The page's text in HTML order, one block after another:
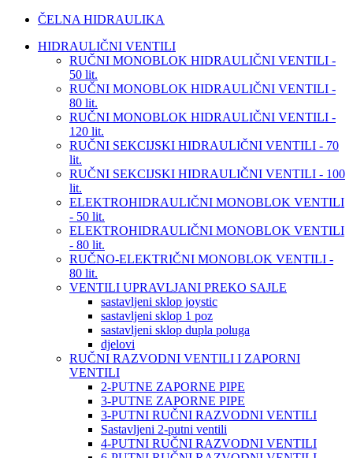
ČELNA HIDRAULIKA
HIDRAULIČNI VENTILI
RUČNI MONOBLOK HIDRAULIČNI VENTILI -
50 lit.
RUČNI MONOBLOK HIDRAULIČNI VENTILI -
80 lit.
RUČNI MONOBLOK HIDRAULIČNI VENTILI -
120 lit.
RUČNI SEKCIJSKI HIDRAULIČNI VENTILI - 70
lit.
RUČNI SEKCIJSKI HIDRAULIČNI VENTILI - 100
lit.
ELEKTROHIDRAULIČNI MONOBLOK VENTILI
- 50 lit.
ELEKTROHIDRAULIČNI MONOBLOK VENTILI
- 80 lit.
RUČNO-ELEKTRIČNI MONOBLOK VENTILI -
80 lit.
VENTILI UPRAVLJANI PREKO SAJLE
sastavljeni sklop joystic
sastavljeni sklop 1 poz
sastavljeni sklop dupla poluga
djelovi
RUČNI RAZVODNI VENTILI I ZAPORNI
VENTILI
2-PUTNE ZAPORNE PIPE
3-PUTNE ZAPORNE PIPE
3-PUTNI RUČNI RAZVODNI VENTILI
Sastavljeni 2-putni ventili
4-PUTNI RUČNI RAZVODNI VENTILI